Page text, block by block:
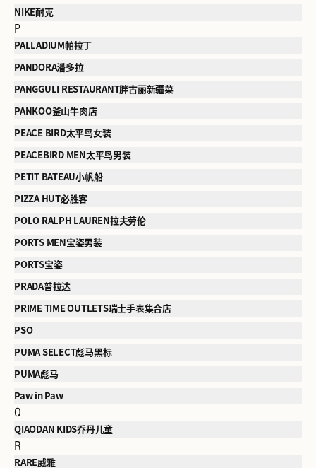
NIKE耐克
P
PALLADIUM帕拉丁
PANDORA潘多拉
PANGGULI RESTAURANT胖古丽新疆菜
PANKOO釜山牛肉店
PEACE BIRD太平鸟女装
PEACEBIRD MEN太平鸟男装
PETIT BATEAU小帆船
PIZZA HUT必胜客
POLO RALPH LAUREN拉夫劳伦
PORTS MEN宝姿男装
PORTS宝姿
PRADA普拉达
PRIME TIME OUTLETS瑞士手表集合店
PSO
PUMA SELECT彪马黑标
PUMA彪马
Paw in Paw
Q
QIAODAN KIDS乔丹儿童
R
RARE威雅